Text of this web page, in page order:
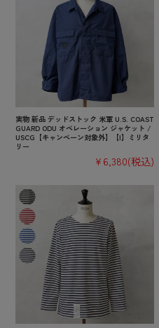
実物 新品 デッドストック 米軍 U.S. COAST
GUARD ODU オペレーション ジャケット /
USCG【キャンペーン対象外】【I】ミリタ
リー
¥6,380(税込)